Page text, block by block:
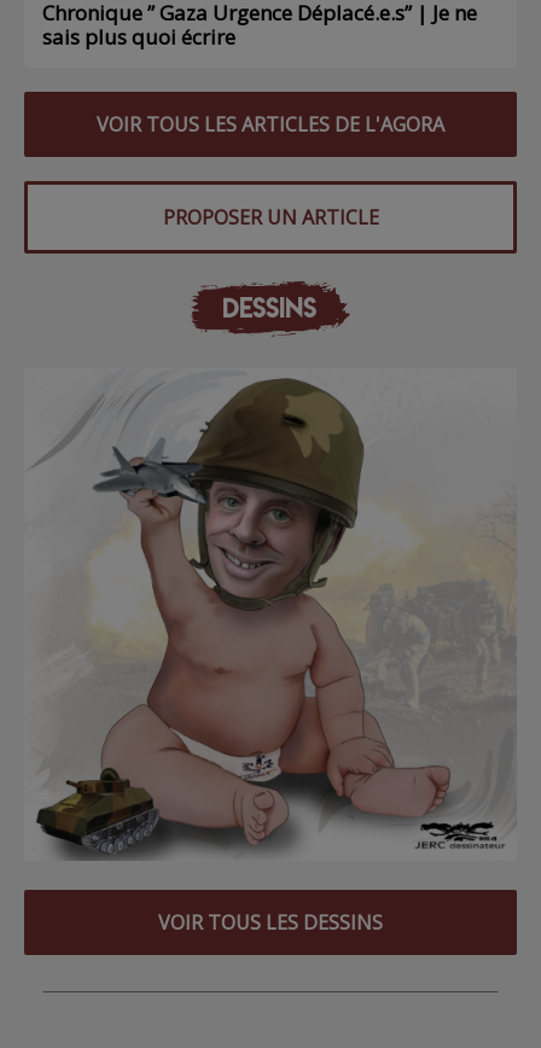
Chronique ” Gaza Urgence Déplacé.e.s” | Je ne
sais plus quoi écrire
VOIR TOUS LES ARTICLES DE L'AGORA
PROPOSER UN ARTICLE
DESSINS
VOIR TOUS LES DESSINS